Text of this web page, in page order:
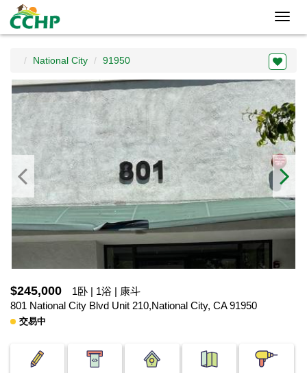
National City 91950
$245,000
1卧 | 1浴 | 康斗
801 National City Blvd Unit 210,National City, CA 91950
交易中